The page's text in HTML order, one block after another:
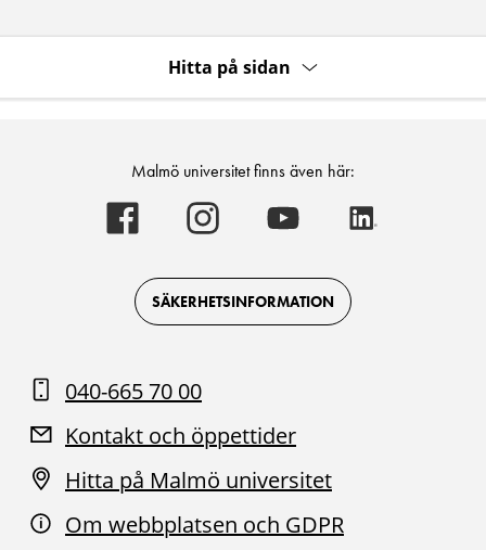
Hitta på sidan
Malmö universitet finns även här:
Malmö
universitet
on
Facebook
Malmö
universitet
on
Instagram
Malmö
universitet
on
Youtube
SÄKERHETSINFORMATION
040-665 70 00
Kontakt och öppettider
Hitta på Malmö universitet
Om webbplatsen och GDPR